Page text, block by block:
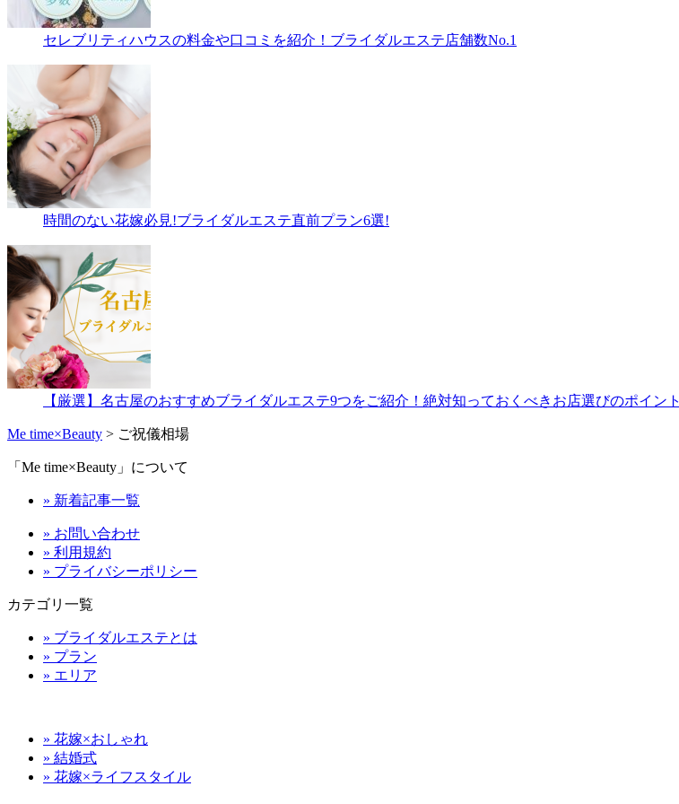
セレブリティハウスの料金や口コミを紹介！ブライダルエステ店舗数No.1
時間のない花嫁必見!ブライダルエステ直前プラン6選!
【厳選】名古屋のおすすめブライダルエステ9つをご紹介！絶対知っておくべきお店選びのポイント
Me time×Beauty > ご祝儀相場
「Me time×Beauty」について
» 新着記事一覧
» お問い合わせ
» 利用規約
» プライバシーポリシー
カテゴリ一覧
» ブライダルエステとは
» プラン
» エリア
» 花嫁×おしゃれ
» 結婚式
» 花嫁×ライフスタイル